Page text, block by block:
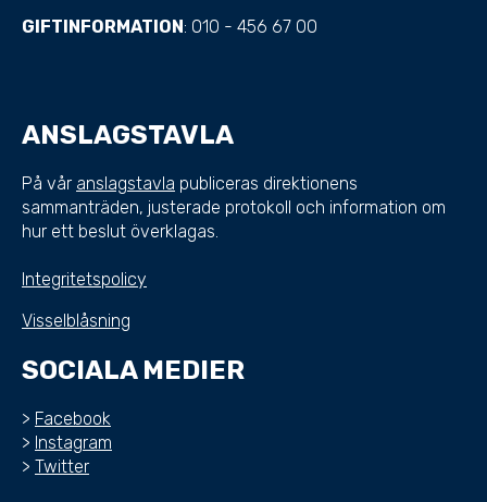
GIFTINFORMATION : 010 - 456 67 00
ANSLAGSTAVLA
På vår anslagstavla publiceras direktionens
sammanträden, justerade protokoll och information om
hur ett beslut överklagas.
Integritetspolicy
Visselblåsning
SOCIALA MEDIER
> Facebook
> Instagram
> Twitter